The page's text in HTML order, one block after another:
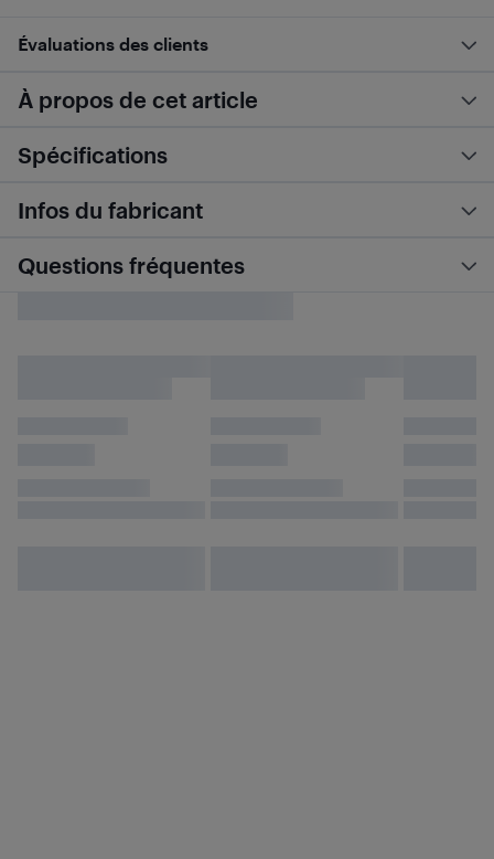
Évaluations des clients
À propos de cet article
Spécifications
Infos du fabricant
Questions fréquentes